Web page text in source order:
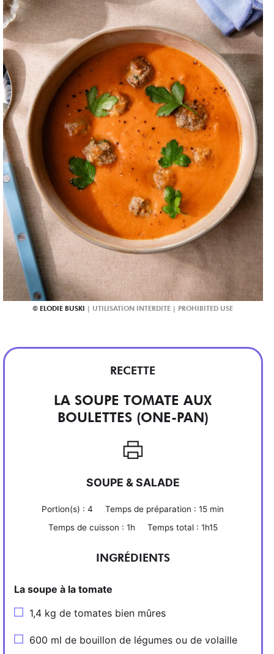
ELODIE BUSKI
RECETTE
LA SOUPE TOMATE AUX
BOULETTES (ONE-PAN)
SOUPE & SALADE
Portion(s) :4 Temps de préparation :15 min
Temps de cuisson : 1h Temps total : 1h15
INGRÉDIENTS
La soupe à la tomate
1,4 kg de tomates bien mûres
600 ml de bouillon de légumes ou de volaille